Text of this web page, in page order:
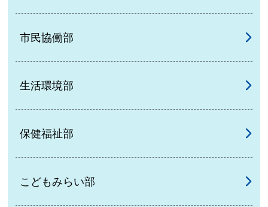
市民協働部
生活環境部
保健福祉部
こどもみらい部